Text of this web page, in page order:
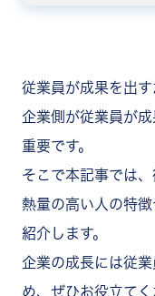
従業員の熱量
定期的なフィ
成長の機会の
良好な職場
適切な報酬
まとめ
従業員が成果を出す
企業側が従業員が
重要です。
そこで本記事では
熱量の高い人の特
紹介します。
企業の成長には従
め、ぜひお役立てく